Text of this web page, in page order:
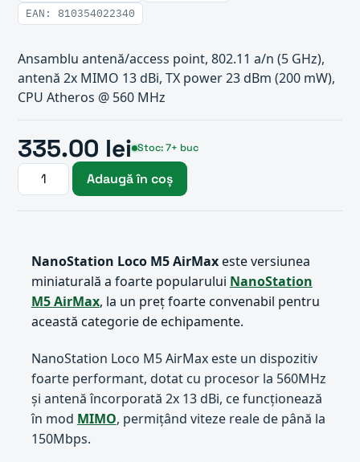
EAN: 810354022340
Ansamblu antenă/access point, 802.11 a/n (5 GHz),
antenă 2x MIMO 13 dBi, TX power 23 dBm (200 mW),
CPU Atheros @ 560 MHz
335.00 lei Stoc: 7+ buc
Adaugă în coș
NanoStation Loco M5 AirMaxeste versiunea
miniaturală a foarte popularului NanoStation
M5 AirMax, la un preț foarte convenabil pentru
această categorie de echipamente.
NanoStation Loco M5 AirMax este un dispozitiv
foarte performant, dotat cu procesor la 560MHz
și antenă încorporată 2x 13 dBi, ce funcționează
în mod MIMO, permițând viteze reale de până la
150Mbps.